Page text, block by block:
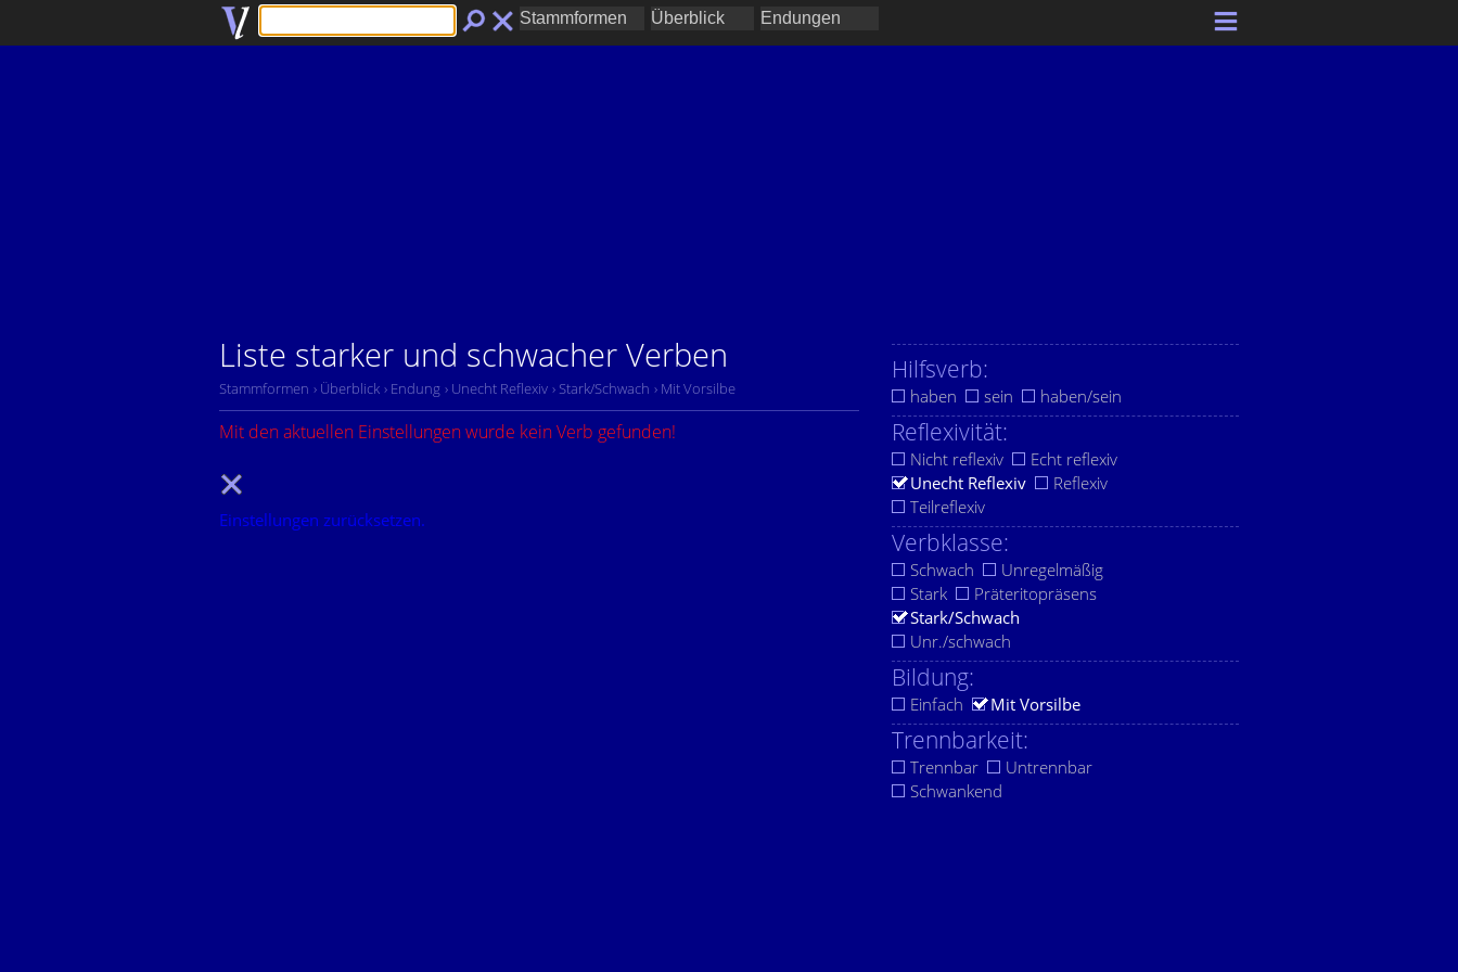
Liste starker und schwacher Verben
Stammformen › Überblick › Endung › Unecht Reflexiv › Stark/Schwach › Mit Vorsilbe
Mit den aktuellen Einstellungen wurde kein Verb gefunden!
Einstellungen zurücksetzen.
Hilfsverb:
haben sein haben/sein
Reflexivität:
Nicht reflexiv
Echt reflexiv
Unecht Reflexiv
Reflexiv
Teilreflexiv
Verbklasse:
Schwach
Unregelmäßig
Stark
Präteritopräsens
Stark/Schwach
Unr./schwach
Bildung:
Einfach Mit Vorsilbe
Trennbarkeit:
Trennbar
Untrennbar
Schwankend